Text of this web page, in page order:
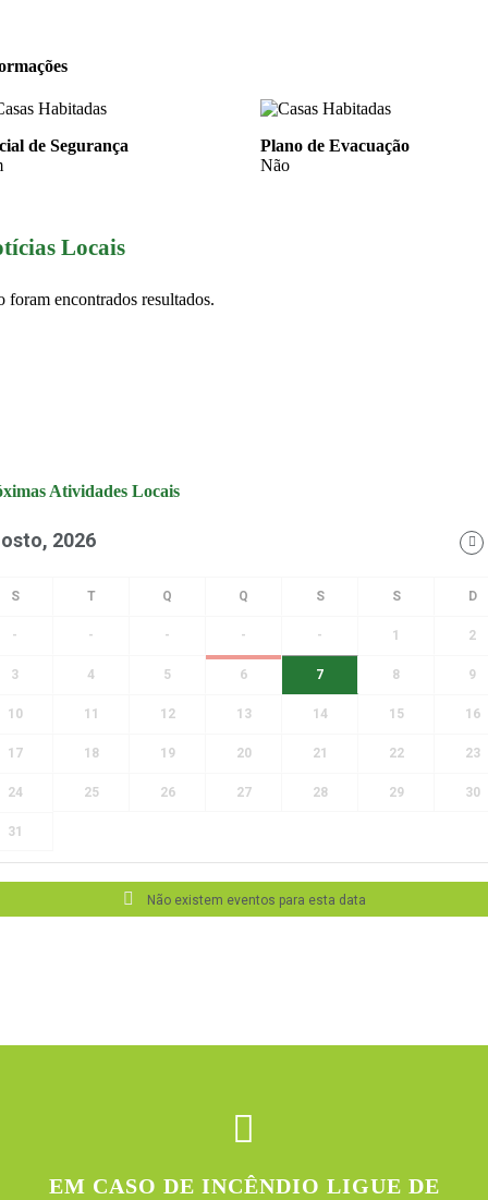
de Segurança
Plano de Evacuação
Não
Locais
foram encontrados resultados.
Atividades Locais
2026
- - - - - 1 2
3 4 5 6 7 8 9
10 11 12 13 14 15 16
17 18 19 20 21 22 23
24 25 26 27 28 29 30
31
Não existem eventos para esta data
EM CASO DE INCÊNDIO LIGUE DE